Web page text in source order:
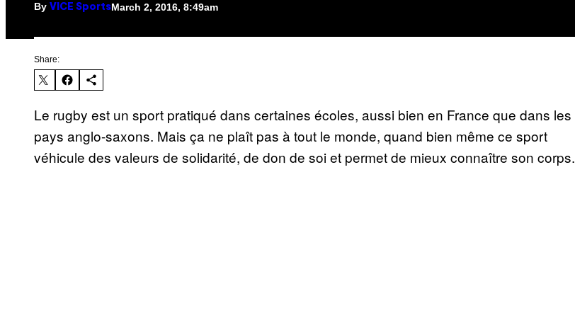
By VICE SportsMarch 2, 2016, 8:49am
Share:
Le rugby est un sport pratiqué dans certaines écoles, aussi bien en France que dans les
pays anglo-saxons. Mais ça ne plaît pas à tout le monde, quand bien même ce sport
véhicule des valeurs de solidarité, de don de soi et permet de mieux connaître son corps.